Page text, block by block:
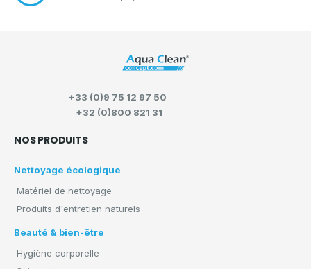
NOS PRODUITS
Nettoyage écologique
Matériel de nettoyage
Produits d'entretien naturels
Beauté & bien-être
Hygiène corporelle
+33 (0)9 75 12 97 50
+32 (0)800 821 31